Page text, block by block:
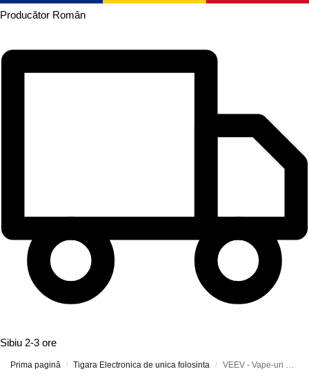
Producător Român
Sibiu 2-3 ore
Prima pagină / Tigara Electronica de unica folosinta / VEEV - Vape-uri Reîncărcabile și Capsule Preumplute